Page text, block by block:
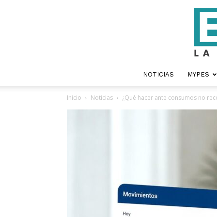
NOTICIAS MYPES
Inicio Noticias ¿Qué hacer ante consumos no